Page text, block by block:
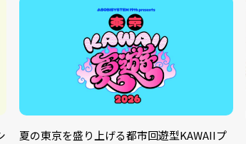
夏の東京を盛り上げる都市回遊型KAWAIIプ